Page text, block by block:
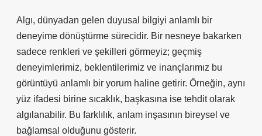
Algı, dünyadan gelen duyusal bilgiyi anlamlı bir
deneyime dönüştürme sürecidir. Bir nesneye bakarken
sadece renkleri ve şekilleri görmeyiz; geçmiş
deneyimlerimiz, beklentilerimiz ve inançlarımız bu
görüntüyü anlamlı bir yorum haline getirir. Örneğin, aynı
yüz ifadesi birine sıcaklık, başkasına ise tehdit olarak
algılanabilir. Bu farklılık, anlam inşasının bireysel ve
bağlamsal olduğunu gösterir.